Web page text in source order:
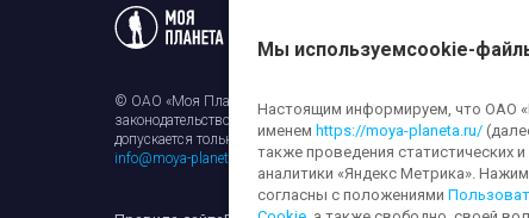
© ОАО «Моя Планета». Все права на любые материалы,
законодательством об авторском праве и смежных правах.
допускается только с разрешения правообладателя и ссылкой
info@moya-planeta.ru
Мы используемcookie-
Настоящим информируем, что ОАО
именем https://moya-planeta.ru/
также проведения статистических
аналитики «Яндекс Метрика».
согласны с положениями